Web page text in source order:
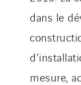
dans le
mesure,